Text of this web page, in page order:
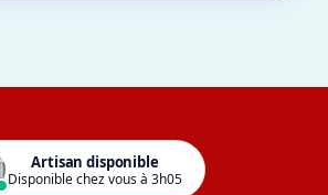
Artisan disponible
Disponible chez vous à 3h05